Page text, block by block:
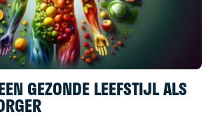
GEZONDE LEEFSTIJL ALS